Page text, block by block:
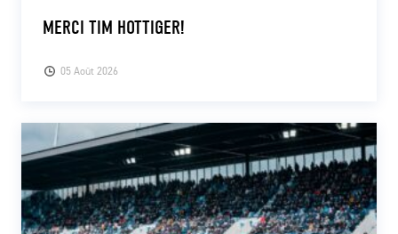
05 Août 2026
MERCI TIM HOTTIGER!